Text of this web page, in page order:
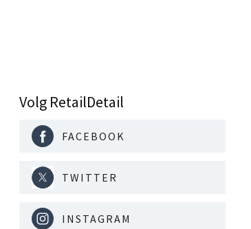
Volg RetailDetail
FACEBOOK
TWITTER
INSTAGRAM